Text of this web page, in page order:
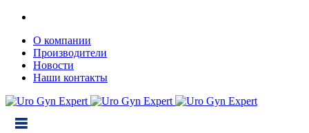
О компании
Производители
Новости
Наши контакты